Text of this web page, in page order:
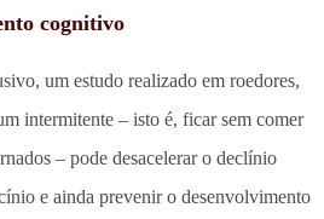
cognitivo
um estudo realizado em roedores,
intermitente – isto é, ficar sem comer
– pode desacelerar o declínio
e ainda prevenir o desenvolvimento